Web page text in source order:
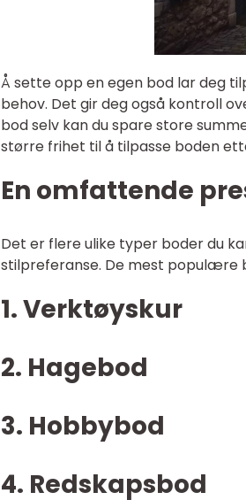
Å sette opp en egen bod lar deg
behov. Det gir deg også kontroll
bod selv kan du spare store
større frihet til å tilpasse boden
En omfattende
Det er flere ulike typer boder du
stilpreferanse. De mest populære
1. Verktøyskur
2. Hagebod
3. Hobbybod
4. Redskapsbod